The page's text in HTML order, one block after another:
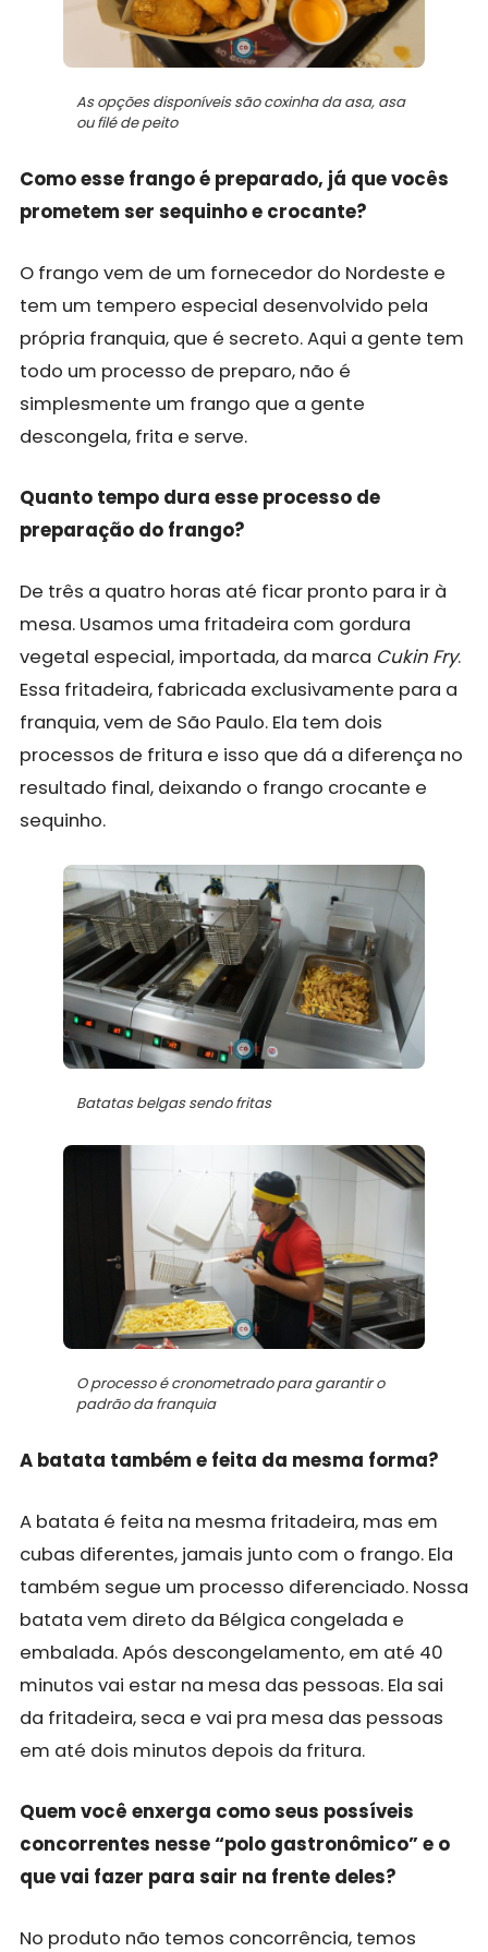
As opções disponíveis são coxinha da asa, asa
ou filé de peito
Como esse frango é preparado, já que vocês
prometem ser sequinho e crocante?
O frango vem de um fornecedor do Nordeste e
tem um tempero especial desenvolvido pela
própria franquia, que é secreto. Aqui a gente tem
todo um processo de preparo, não é
simplesmente um frango que a gente
descongela, frita e serve.
Quanto tempo dura esse processo de
preparação do frango?
De três a quatro horas até ficar pronto para ir à
mesa. Usamos uma fritadeira com gordura
vegetal especial, importada, da marca Cukin Fry.
Essa fritadeira, fabricada exclusivamente para a
franquia, vem de São Paulo. Ela tem dois
processos de fritura e isso que dá a diferença no
resultado final, deixando o frango crocante e
sequinho.
Batatas belgas sendo fritas
O processo é cronometrado para garantir o
padrão da franquia
A batata também e feita da mesma forma?
A batata é feita na mesma fritadeira, mas em
cubas diferentes, jamais junto com o frango. Ela
também segue um processo diferenciado. Nossa
batata vem direto da Bélgica congelada e
embalada. Após descongelamento, em até 40
minutos vai estar na mesa das pessoas. Ela sai
da fritadeira, seca e vai pra mesa das pessoas
em até dois minutos depois da fritura.
Quem você enxerga como seus possíveis
concorrentes nesse “polo gastronômico” e o
que vai fazer para sair na frente deles?
No produto não temos concorrência, temos